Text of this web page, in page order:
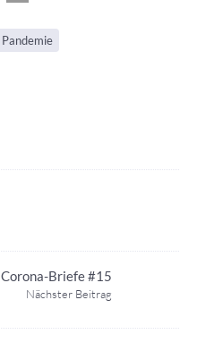
Pandemie
Corona-Briefe #15
Nächster Beitrag